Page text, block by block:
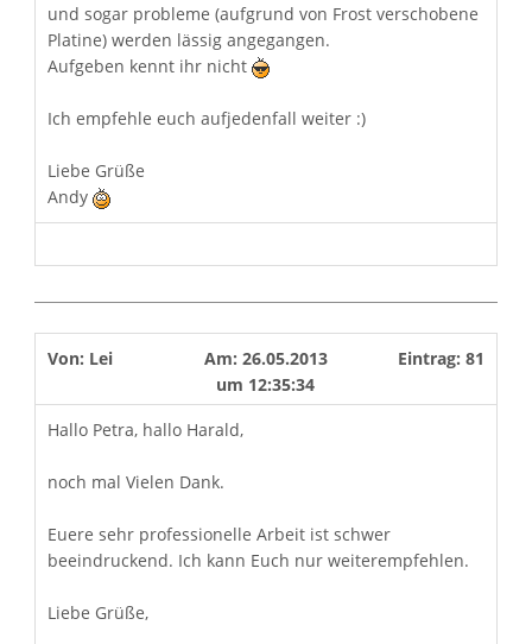
und sogar probleme (aufgrund von Frost verschobene
Platine) werden lässig angegangen.
Aufgeben kennt ihr nicht
Ich empfehle euch aufjedenfall weiter :)
Liebe Grüße
Andy
Von: Lei Am: 26.05.2013
um 12:35:34
Eintrag: 81
Hallo Petra, hallo Harald,
noch mal Vielen Dank.
Euere sehr professionelle Arbeit ist schwer
beeindruckend. Ich kann Euch nur weiterempfehlen.
Liebe Grüße,